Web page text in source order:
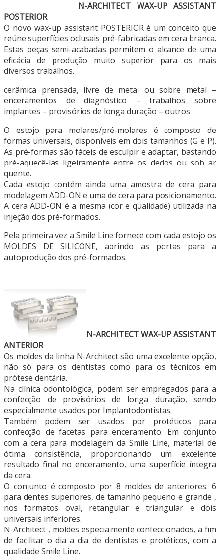
N-ARCHITECT WAX-UP ASSISTANT
POSTERIOR
O novo wax-up assistant POSTERIOR é um conceito que
reúne superfícies oclusais pré-fabricadas em cera branca.
Estas peças semi-acabadas permitem o alcance de uma
eficácia de produção muito superior para os mais
diversos trabalhos.
cerâmica prensada, livre de metal ou sobre metal –
enceramentos de diagnóstico – trabalhos sobre
implantes – provisórios de longa duração – outros
O estojo para molares/pré-molares é composto de
formas universais, disponíveis em dois tamanhos (G e P).
As pré-formas são fáceis de esculpir e adaptar, bastando
pré-aquecê-las ligeiramente entre os dedos ou sob ar
quente.
Cada estojo contém ainda uma amostra de cera para
modelagem ADD-ON e uma de cera para posicionamento.
A cera ADD-ON é a mesma (cor e qualidade) utilizada na
injeção dos pré-formados.
Pela primeira vez a Smile Line fornece com cada estojo os
MOLDES DE SILICONE, abrindo as portas para a
autoprodução dos pré-formados.
N-ARCHITECT WAX-UP ASSISTANT
ANTERIOR
Os moldes da linha N-Architect são uma excelente opção,
não só para os dentistas como para os técnicos em
prótese dentária.
Na clínica odontológica, podem ser empregados para a
confecção de provisórios de longa duração, sendo
especialmente usados por Implantodontistas.
Também podem ser usados por protéticos para
confecção de facetas para enceramento. Em conjunto
com a cera para modelagem da Smile Line, material de
ótima consistência, proporcionando um excelente
resultado final no enceramento, uma superfície íntegra
da cera.
O conjunto é composto por 8 moldes de anteriores: 6
para dentes superiores, de tamanho pequeno e grande ,
nos formatos oval, retangular e triangular e dois
universais inferiores.
N-Architect , moldes especialmente confeccionados, a fim
de facilitar o dia a dia de dentistas e protéticos, com a
qualidade Smile Line.